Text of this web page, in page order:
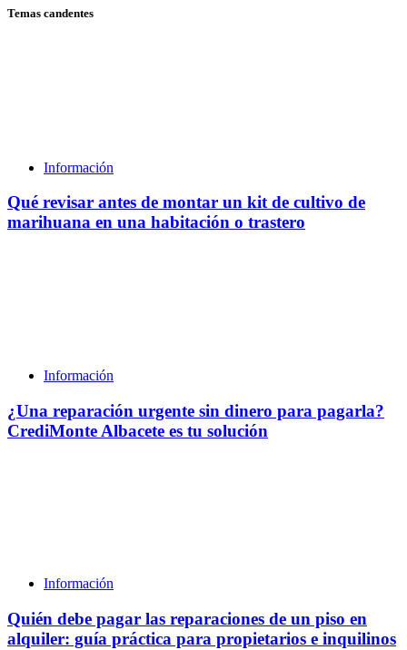
Temas candentes
Información
Qué revisar antes de montar un kit de cultivo de
marihuana en una habitación o trastero
Información
¿Una reparación urgente sin dinero para pagarla?
CrediMonte Albacete es tu solución
Información
Quién debe pagar las reparaciones de un piso en
alquiler: guía práctica para propietarios e inquilinos